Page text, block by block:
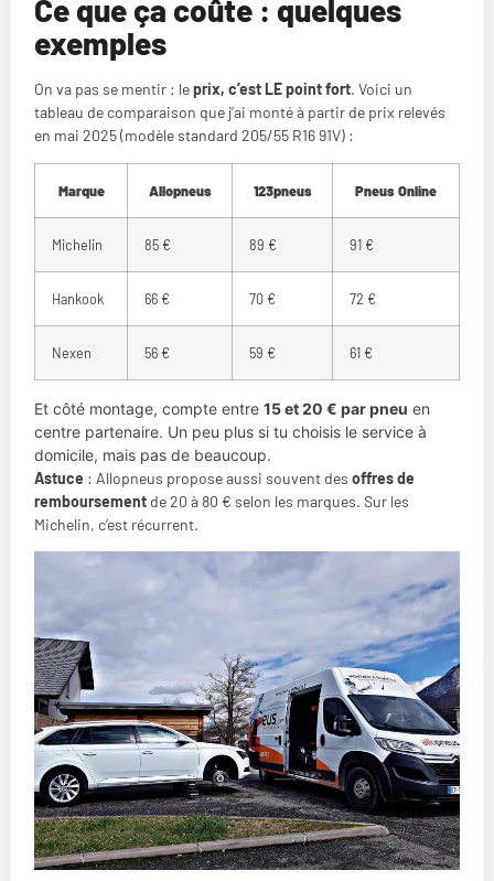
Ce que ça coûte : quelques
exemples
On va pas se mentir : leprix, c’est LE point fort. Voici un
tableau de comparaison que j’ai monté à partir de prix relevés
en mai 2025 (modèle standard 205/55 R16 91V) :
Marque Allopneus 123pneus Pneus Online
Michelin 85 € 89 € 91 €
Hankook 66 € 70 € 72 €
Nexen 56 € 59 € 61 €
Et côté montage, compte entre 15 et 20 € par pneu en
centre partenaire. Un peu plus si tu choisis le service à
domicile, mais pas de beaucoup.
Astuce : Allopneus propose aussi souvent des offres de
remboursement de 20 à 80 € selon les marques. Sur les
Michelin, c’est récurrent.